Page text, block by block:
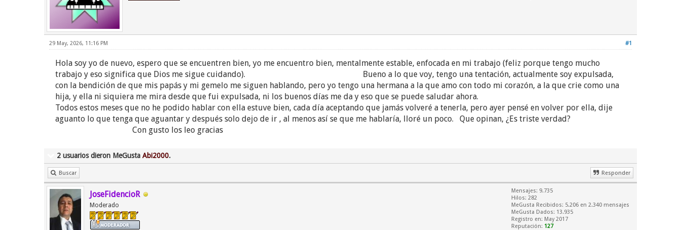
#1
29 May, 2026, 11:16 PM
Hola soy yo de nuevo, espero que se encuentren bien, yo me encuentro bien, mentalmente estable, enfocada en mi trabajo (feliz porque tengo mucho
trabajo y eso significa que Dios me sigue cuidando). Bueno a lo que voy, tengo una tentación, actualmente soy expulsada,
con la bendición de que mis papás y mi gemelo me siguen hablando, pero yo tengo una hermana a la que amo con todo mi corazón, a la que crie como una
hija, y ella ni siquiera me mira desde que fui expulsada, ni los buenos días me da y eso que se puede saludar ahora.
Todos estos meses que no he podido hablar con ella estuve bien, cada día aceptando que jamás volveré a tenerla, pero ayer pensé en volver por ella, dije
aguanto lo que tenga que aguantar y después solo dejo de ir , al menos así se que me hablaría, lloré un poco. Que opinan, ¿Es triste verdad?
Con gusto los leo gracias
2 usuarios dieron MeGusta Abi2000.
Buscar Responder
JoseFidencioR
Moderado
Mensajes: 9.735
Hilos: 282
MeGusta Recibidos: 5.206 en 2.340 mensajes
MeGusta Dados: 13.935
Registro en: May 2017
Reputación: 127